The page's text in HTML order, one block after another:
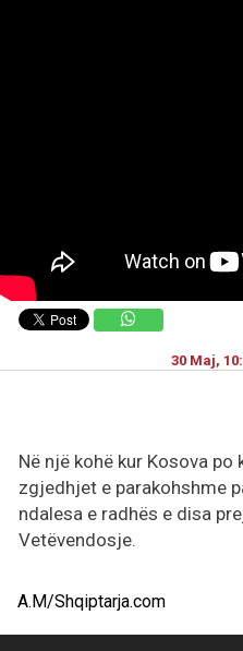
30 Maj,
Në një kohë kur Kosova
zgjedhjet e parakohshme
ndalesa e radhës e disa
Vetëvendosje.
A.M/Shqiptarja.com